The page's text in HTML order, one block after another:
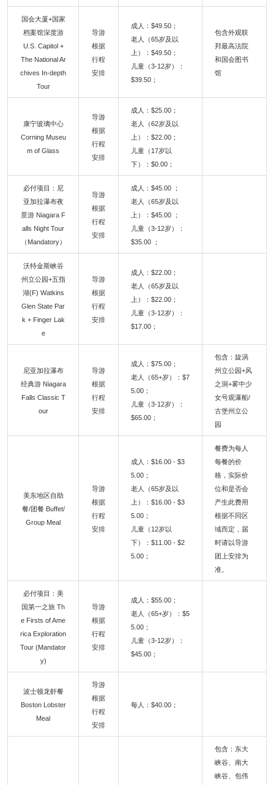
国会大厦+国家
档案馆深度游
U.S. Capitol +
The National Ar
chives In-depth
Tour
导游
根据
行程
安排
成人：$49.50；
老人（65岁及以
上）：$49.50；
儿童（3-12岁）：
$39.50；
包含外观联
邦最高法院
和国会图书
馆
康宁玻璃中心
Corning Museu
m of Glass
导游
根据
行程
安排
成人：$25.00；
老人（62岁及以
上）：$22.00；
儿童（17岁以
下）：$0.00；
必付项目：尼
亚加拉瀑布夜
景游 Niagara F
alls Night Tour
（Mandatory）
导游
根据
行程
安排
成人：$45.00 ；
老人（65岁及以
上）：$45.00 ；
儿童（3-12岁）：
$35.00 ；
沃特金斯峡谷
州立公园+五指
湖(F) Watkins
Glen State Par
k + Finger Lak
e
导游
根据
行程
安排
成人：$22.00；
老人（65岁及以
上）：$22.00；
儿童（3-12岁）：
$17.00；
尼亚加拉瀑布
经典游 Niagara
Falls Classic T
our
导游
根据
行程
安排
成人：$75.00；
老人（65+岁）：$7
5.00；
儿童（3-12岁）：
$65.00；
包含：旋涡
州立公园+风
之洞+雾中少
女号观瀑船/
古堡州立公
园
美东地区自助
餐/团餐 Buffet/
Group Meal
导游
根据
行程
安排
成人：$16.00 - $3
5.00；
老人（65岁及以
上）：$16.00 - $3
5.00；
儿童（12岁以
下）：$11.00 - $2
5.00；
餐费为每人
每餐的价
格，实际价
位和是否会
产生此费用
根据不同区
域而定，届
时请以导游
团上安排为
准。
必付项目：美
国第一之旅 Th
e Firsts of Ame
rica Exploration
Tour (Mandator
y)
导游
根据
行程
安排
成人：$55.00；
老人（65+岁）：$5
5.00；
儿童（3-12岁）：
$45.00；
波士顿龙虾餐
Boston Lobster
Meal
导游
根据
行程
安排
每人：$40.00；
包含：东大
峡谷、南大
峡谷、包伟